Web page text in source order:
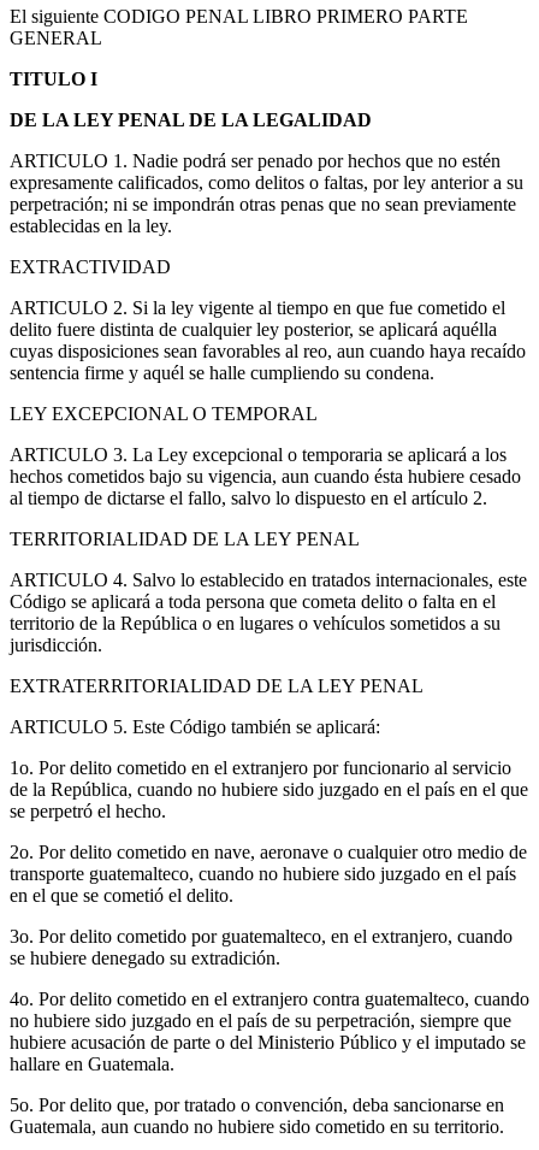
El siguiente CODIGO PENAL LIBRO PRIMERO PARTE
GENERAL
TITULO I
DE LA LEY PENAL DE LA LEGALIDAD
ARTICULO 1. Nadie podrá ser penado por hechos que no estén
expresamente calificados, como delitos o faltas, por ley anterior a su
perpetración; ni se impondrán otras penas que no sean previamente
establecidas en la ley.
EXTRACTIVIDAD
ARTICULO 2. Si la ley vigente al tiempo en que fue cometido el
delito fuere distinta de cualquier ley posterior, se aplicará aquélla
cuyas disposiciones sean favorables al reo, aun cuando haya recaído
sentencia firme y aquél se halle cumpliendo su condena.
LEY EXCEPCIONAL O TEMPORAL
ARTICULO 3. La Ley excepcional o temporaria se aplicará a los
hechos cometidos bajo su vigencia, aun cuando ésta hubiere cesado
al tiempo de dictarse el fallo, salvo lo dispuesto en el artículo 2.
TERRITORIALIDAD DE LA LEY PENAL
ARTICULO 4. Salvo lo establecido en tratados internacionales, este
Código se aplicará a toda persona que cometa delito o falta en el
territorio de la República o en lugares o vehículos sometidos a su
jurisdicción.
EXTRATERRITORIALIDAD DE LA LEY PENAL
ARTICULO 5. Este Código también se aplicará:
1o. Por delito cometido en el extranjero por funcionario al servicio
de la República, cuando no hubiere sido juzgado en el país en el que
se perpetró el hecho.
2o. Por delito cometido en nave, aeronave o cualquier otro medio de
transporte guatemalteco, cuando no hubiere sido juzgado en el país
en el que se cometió el delito.
3o. Por delito cometido por guatemalteco, en el extranjero, cuando
se hubiere denegado su extradición.
4o. Por delito cometido en el extranjero contra guatemalteco, cuando
no hubiere sido juzgado en el país de su perpetración, siempre que
hubiere acusación de parte o del Ministerio Público y el imputado se
hallare en Guatemala.
5o. Por delito que, por tratado o convención, deba sancionarse en
Guatemala, aun cuando no hubiere sido cometido en su territorio.